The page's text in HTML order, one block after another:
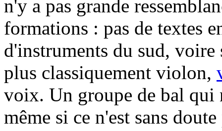
n'y a pas grande
formations : pas de textes
d'instruments du sud,
plus classiquement violon,
voix. Un groupe de bal qui
même si ce n'est sans